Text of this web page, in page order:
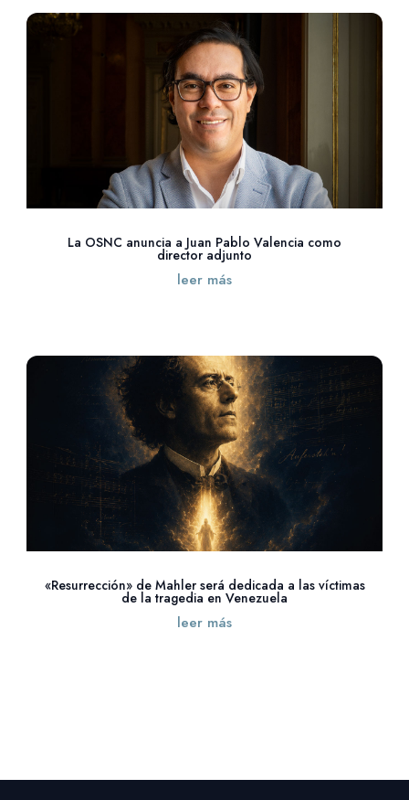
La OSNC anuncia a Juan Pablo Valencia como
director adjunto
leer más
«Resurrección» de Mahler será dedicada a las víctimas
de la tragedia en Venezuela
leer más